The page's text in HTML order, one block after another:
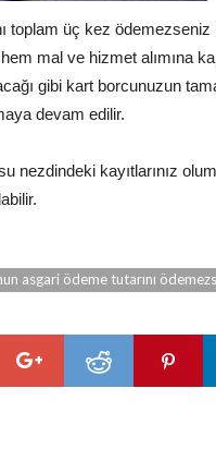
toplam üç kez ödemezseniz
mal ve hizmet alımına
gibi kart borcunuzun
devam edilir.
nezdindeki kayıtlarınız
asgari ödeme tutarını